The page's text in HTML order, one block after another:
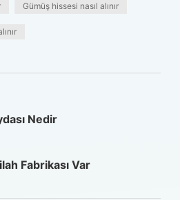
Gümüş hissesi nasıl alınır
Nedir
Fabrikası Var